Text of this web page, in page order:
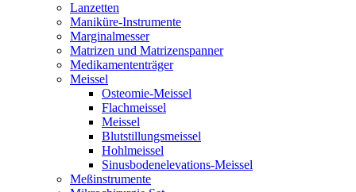
Lanzetten
Maniküre-Instrumente
Marginalmesser
Matrizen und Matrizenspanner
Medikamententräger
Meissel
Osteomie-Meissel
Flachmeissel
Meissel
Blutstillungsmeissel
Hohlmeissel
Sinusbodenelevations-Meissel
Meßinstrumente